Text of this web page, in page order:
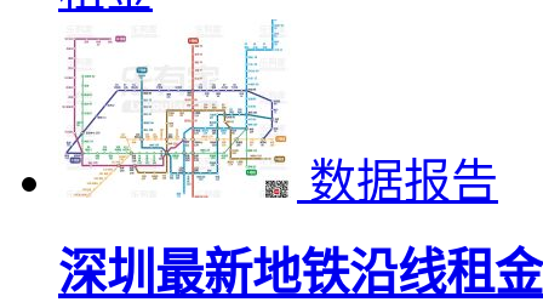
数据报告
深圳最新地铁沿线租